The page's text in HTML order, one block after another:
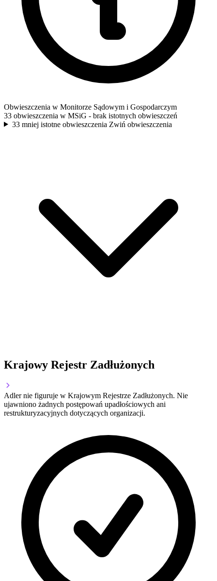
Obwieszczenia w Monitorze Sądowym i Gospodarczym
33 obwieszczenia w MSiG - brak istotnych obwieszczeń
33 mniej istotne obwieszczenia Zwiń obwieszczenia
Krajowy Rejestr Zadłużonych
Adler nie figuruje w Krajowym Rejestrze Zadłużonych. Nie
ujawniono żadnych postępowań upadłościowych ani
restrukturyzacyjnych dotyczących organizacji.